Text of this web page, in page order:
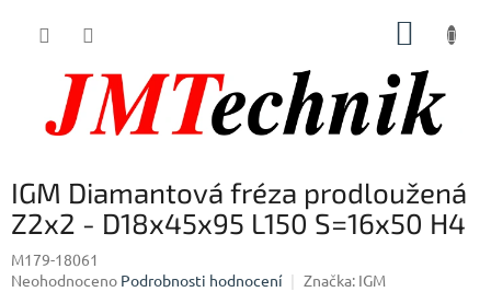
IGM Diamantová fréza prodloužená
Z2x2 - D18x45x95 L150 S=16x50 H4
M179-18061
Průměrné
Neohodnoceno Podrobnosti hodnocení Značka: IGM